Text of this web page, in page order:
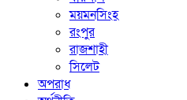
ময়মনসিংহ
রংপুর
রাজশাহী
সিলেট
অপরাধ